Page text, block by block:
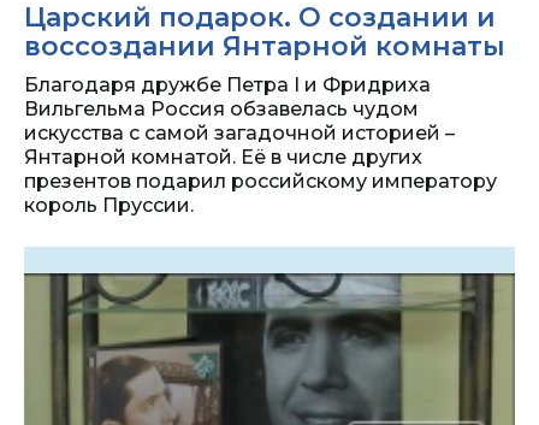
Царский подарок. О создании и
воссоздании Янтарной комнаты
Благодаря дружбе Петра I и Фридриха
Вильгельма Россия обзавелась чудом
искусства с самой загадочной историей –
Янтарной комнатой. Её в числе других
презентов подарил российскому императору
король Пруссии.